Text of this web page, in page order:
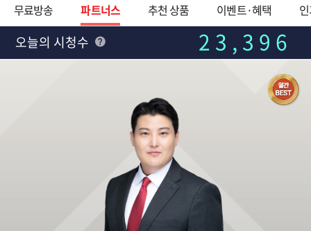
무료방송 파트너스 추천 상품 이벤트·혜택
오늘의 시청수 23,396